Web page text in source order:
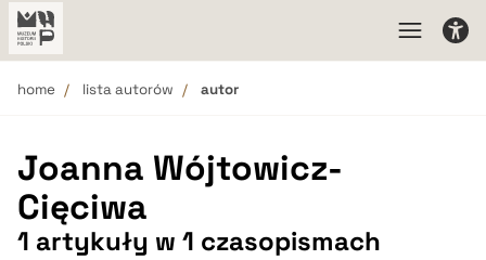
home lista autorów autor
Joanna Wójtowicz-
Cięciwa
1 artykuły w 1 czasopismach